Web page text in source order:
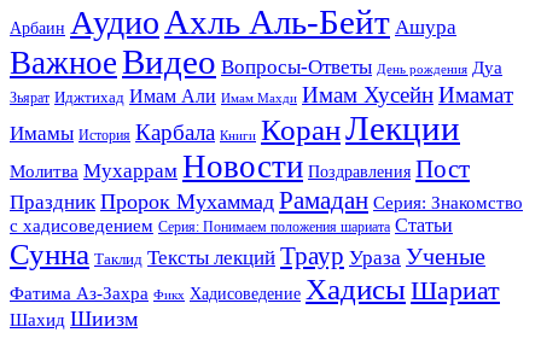
Арбаин Аудио Ахль Аль-Бейт Ашура
ВажноеВидео Вопросы-Ответы День рождения Дуа
Зьярат Иджтихад Имам Али Имам Махди Имам ХусейнИмамат
Имамы История Карбала Книги КоранЛекции
Молитва Мухаррам Новости Поздравления Пост
Праздник Пророк Мухаммад Рамадан Серия: Знакомство
с хадисоведением Серия: Понимаем положения шариата Статьи
Сунна Таклид Тексты лекций Траур Ураза Ученые
Фатима Аз-Захра Фикх Хадисоведение ХадисыШариат
Шахид Шиизм